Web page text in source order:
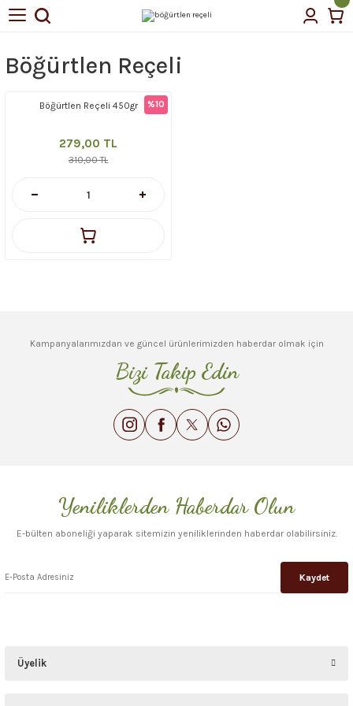
Geri Dön
Geri Dön
Yağı
Böğürtlen Reçeli
%10
Böğürtlen Reçeli 450gr
279,00 TL
310,00 TL
Kampanyalarımızdan ve güncel ürünlerimizden haberdar olmak için
Bizi Takip Edin
Yeniliklerden Haberdar Olun
E-bülten aboneliği yaparak sitemizin yeniliklerinden haberdar olabilirsiniz.
Kaydet
Üyelik